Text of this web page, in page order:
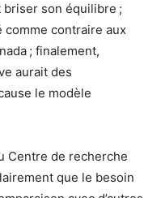
son équilibre ;
contraire aux
; finalement,
aurait des
le modèle
Centre de recherche
que le besoin